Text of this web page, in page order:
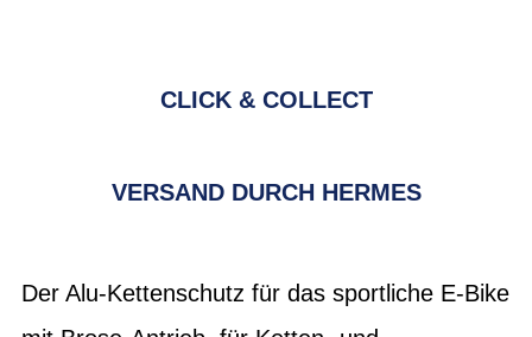
CLICK & COLLECT
VERSAND DURCH HERMES
Der Alu-Kettenschutz für das sportliche E-Bike